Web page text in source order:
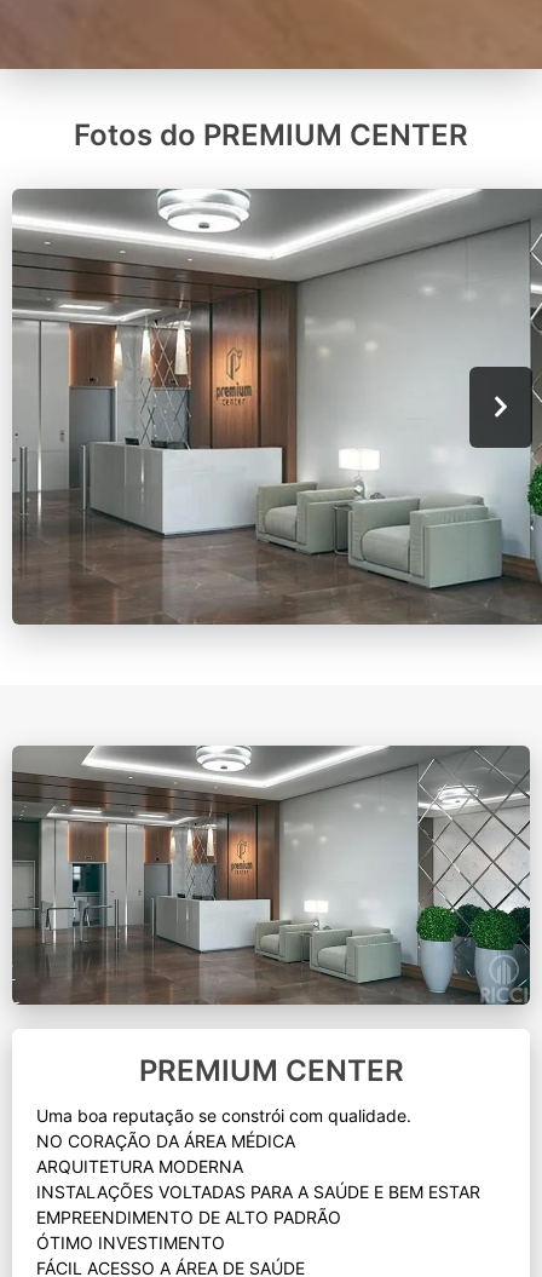
Fotos do PREMIUM CENTER
PREMIUM CENTER
Uma boa reputação se constrói com qualidade.
NO CORAÇÃO DA ÁREA MÉDICA
ARQUITETURA MODERNA
INSTALAÇÕES VOLTADAS PARA A SAÚDE E BEM ESTAR
EMPREENDIMENTO DE ALTO PADRÃO
ÓTIMO INVESTIMENTO
FÁCIL ACESSO A ÁREA DE SAÚDE